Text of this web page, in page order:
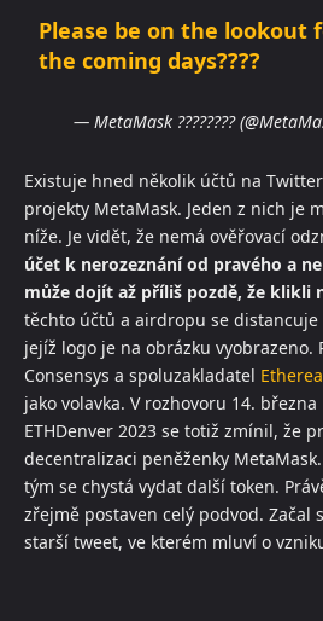
Please be on the lookout
the coming days????
— MetaMask ????????
Existuje hned několik účtů na
projekty MetaMask. Jeden z nich je
níže. Je vidět, že nemá ověřovací
účet k nerozeznání od pravého a
může dojít až příliš pozdě, že klikli
těchto účtů a airdropu se distancuje
jejíž logo je na obrázku vyobrazeno.
Consensys a spoluzakladatel Etherea
jako volavka. V rozhovoru 14.
ETHDenver 2023 se totiž zmínil, že
decentralizaci peněženky
tým se chystá vydat další token.
zřejmě postaven celý podvod. Začal
starší tweet, ve kterém mluví o